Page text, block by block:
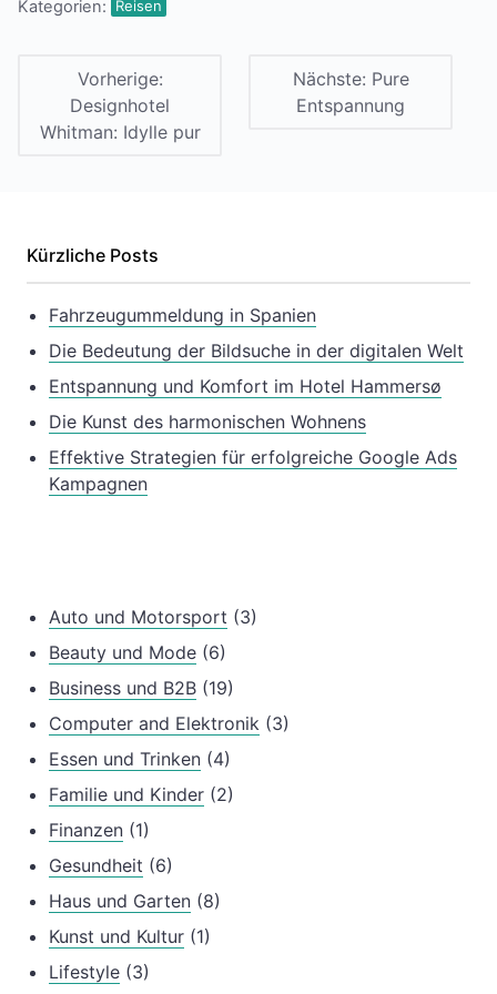
Kategorien: Reisen
Vorherige:
Designhotel
Whitman: Idylle pur
Nächste: Pure
Entspannung
Kürzliche Posts
Fahrzeugummeldung in Spanien
Die Bedeutung der Bildsuche in der digitalen Welt
Entspannung und Komfort im Hotel Hammersø
Die Kunst des harmonischen Wohnens
Effektive Strategien für erfolgreiche Google Ads
Kampagnen
Auto und Motorsport (3)
Beauty und Mode (6)
Business und B2B (19)
Computer and Elektronik (3)
Essen und Trinken (4)
Familie und Kinder (2)
Finanzen (1)
Gesundheit (6)
Haus und Garten (8)
Kunst und Kultur (1)
Lifestyle (3)